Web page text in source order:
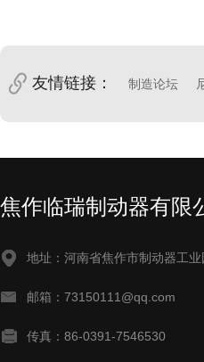
友情链接： 制造论坛
焦作临瑞制动器有限
地址：河南省焦作市制动器工业
邮箱：73150111@qq.com
传真：86-0391-7546530